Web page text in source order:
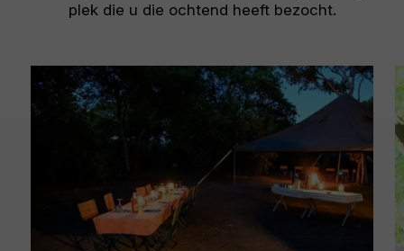
plek die u die ochtend heeft bezocht.